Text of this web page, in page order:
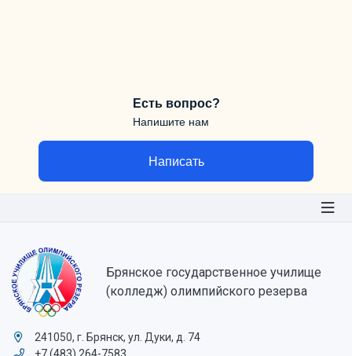
Есть вопрос?
Напишите нам
Написать
Брянское государственное училище
(колледж) олимпийского резерва
241050, г. Брянск, ул. Дуки, д. 74